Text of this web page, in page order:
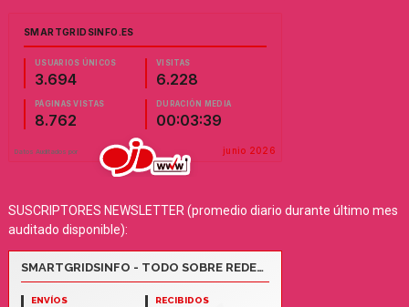
SUSCRIPTORES NEWSLETTER (promedio diario durante último mes
auditado disponible):